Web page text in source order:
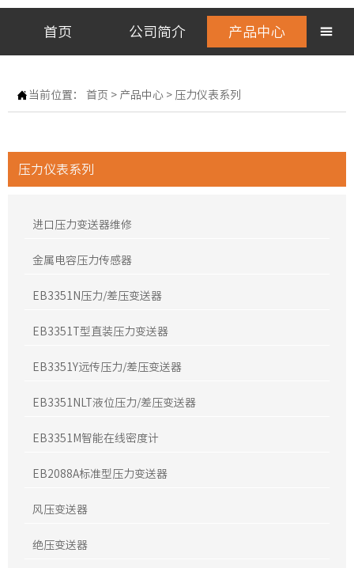
首页 公司简介 产品中心 
 当前位置： 首页 > 产品中心 > 压力仪表系列
压力仪表系列
进口压力变送器维修
金属电容压力传感器
EB3351N压力/差压变送器
EB3351T型直装压力变送器
EB3351Y远传压力/差压变送器
EB3351NLT液位压力/差压变送器
EB3351M智能在线密度计
EB2088A标准型压力变送器
风压变送器
绝压变送器